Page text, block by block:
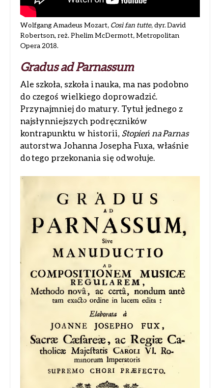
Wolfgang Amadeus Mozart, Così fan tutte, dyr. David
Robertson, reż. Phelim McDermott, Metropolitan
Opera 2018.
Gradus ad Parnassum
Ale szkoła, szkoła i nauka, ma nas podobno
do czegoś wielkiego doprowadzić.
Przynajmniej do matury. Tytuł jednego z
najsłynniejszych podręczników
kontrapunktu w historii, Stopień na Parnas
autorstwa Johanna Josepha Fuxa, właśnie
do tego przekonania się odwołuje.